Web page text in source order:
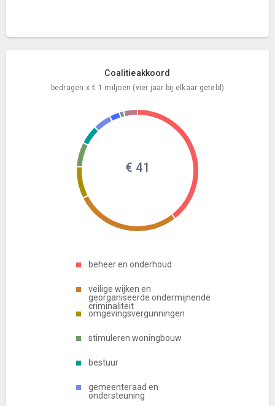
Coalitieakkoord
bedragen x € 1 miljoen (vier jaar bij elkaar geteld)
€ 41
beheer en onderhoud
veilige wijken en
georganiseerde ondermijnende
criminaliteit
omgevingsvergunningen
stimuleren woningbouw
bestuur
gemeenteraad en
ondersteuning